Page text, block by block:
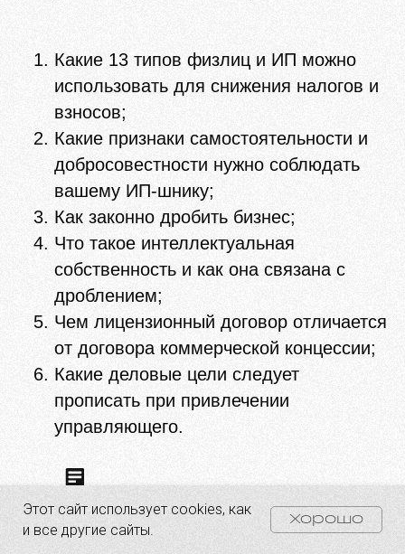
Какие 13 типов физлиц и ИП можно
использовать для снижения налогов и
взносов;
Какие признаки самостоятельности и
добросовестности нужно соблюдать
вашему ИП-шнику;
Как законно дробить бизнес;
Что такое интеллектуальная
собственность и как она связана с
дроблением;
Чем лицензионный договор отличается
от договора коммерческой концессии;
Какие деловые цели следует
прописать при привлечении
управляющего.
СМОТРЕТЬ ЗАПИСЬ
Этот сайт использует cookies, как
и все другие сайты.
Хорошо